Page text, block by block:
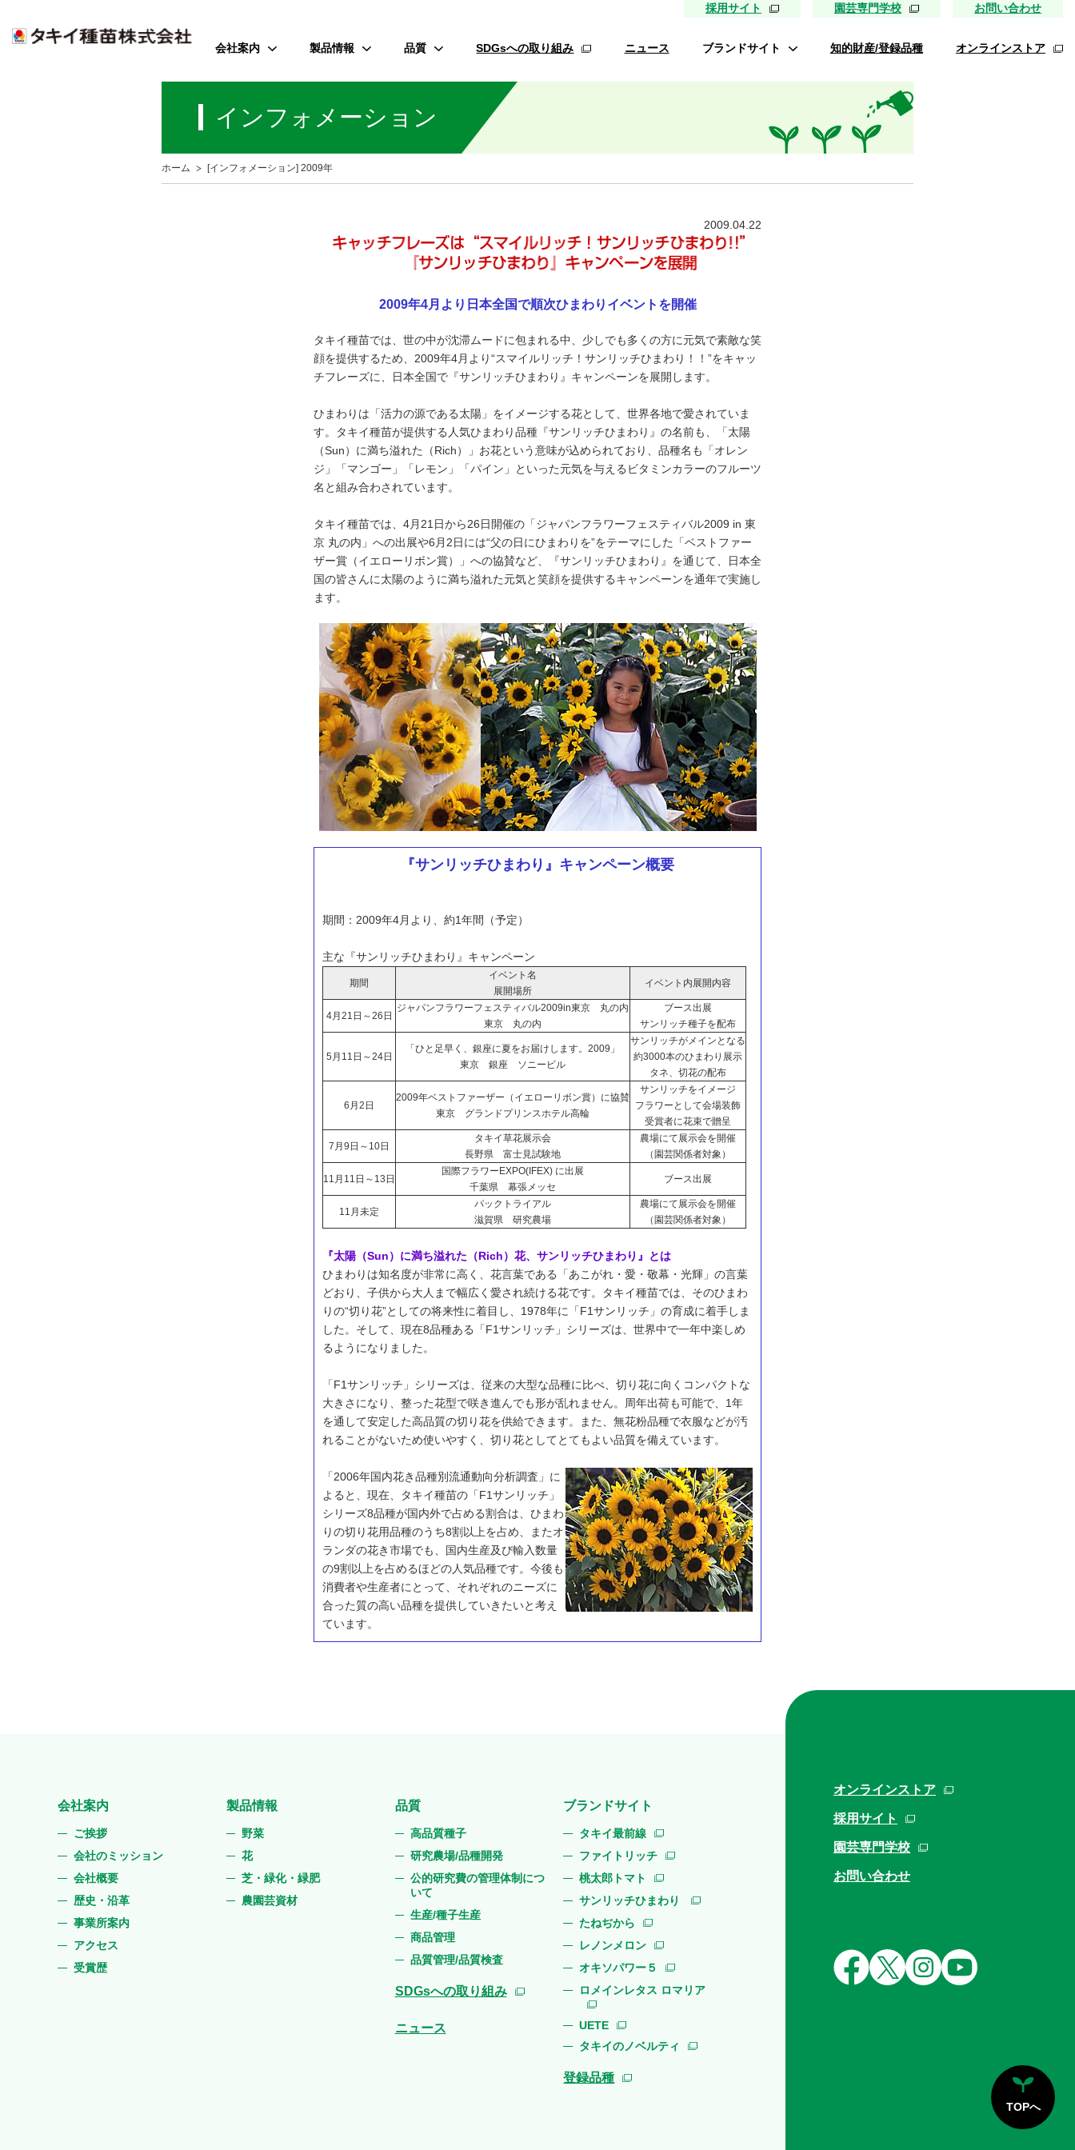
採用サイト 園芸専門学校 お問い合わせ
会社案内
会社のミッション
製品情報
花
品質
研究農場/品種開発
公的研究費の管理体制について
品質管理/品質検査
SDGsへの取り組み ニュース ブランドサイト
レノンメロン
ロメインレタス ロマリア
UETE
タキイのノベルティ
知的財産/登録品種 オンラインストア
インフォメーション
ホーム [インフォメーション] 2009年
2009.04.22
2009年4月より日本全国で順次ひまわりイベントを開催
タキイ種苗では、世の中が沈滞ムードに包まれる中、少しでも多くの方に元気で素敵な笑
顔を提供するため、2009年4月より“スマイルリッチ！サンリッチひまわり！！”をキャッ
チフレーズに、日本全国で『サンリッチひまわり』キャンペーンを展開します。
ひまわりは「活力の源である太陽」をイメージする花として、世界各地で愛されていま
す。タキイ種苗が提供する人気ひまわり品種『サンリッチひまわり』の名前も、「太陽
（Sun）に満ち溢れた（Rich）」お花という意味が込められており、品種名も「オレン
ジ」「マンゴー」「レモン」「パイン」といった元気を与えるビタミンカラーのフルーツ
名と組み合わされています。
タキイ種苗では、4月21日から26日開催の「ジャパンフラワーフェスティバル2009 in 東
京 丸の内」への出展や6月2日には“父の日にひまわりを”をテーマにした「ベストファー
ザー賞（イエローリボン賞）」への協賛など、『サンリッチひまわり』を通じて、日本全
国の皆さんに太陽のように満ち溢れた元気と笑顔を提供するキャンペーンを通年で実施し
ます。
『サンリッチひまわり』キャンペーン概要
期間：2009年4月より、約1年間（予定）
主な『サンリッチひまわり』キャンペーン
期間
イベント名
展開場所
イベント内展開内容
4月21日～26日
ジャパンフラワーフェスティバル2009in東京 丸の内
東京 丸の内
ブース出展
サンリッチ種子を配布
5月11日～24日
「ひと足早く、銀座に夏をお届けします。2009」
東京 銀座 ソニービル
サンリッチがメインとなる
約3000本のひまわり展示
タネ、切花の配布
6月2日
2009年ベストファーザー（イエローリボン賞）に協賛
東京 グランドプリンスホテル高輪
サンリッチをイメージ
フラワーとして会場装飾
受賞者に花束で贈呈
7月9日～10日
タキイ草花展示会
長野県 富士見試験地
農場にて展示会を開催
（園芸関係者対象）
11月11日～13日
国際フラワーEXPO(IFEX) に出展
千葉県 幕張メッセ
ブース出展
11月未定
パックトライアル
滋賀県 研究農場
農場にて展示会を開催
（園芸関係者対象）
『太陽（Sun）に満ち溢れた（Rich）花、サンリッチひまわり』とは
ひまわりは知名度が非常に高く、花言葉である「あこがれ・愛・敬幕・光輝」の言葉
どおり、子供から大人まで幅広く愛され続ける花です。タキイ種苗では、そのひまわ
りの“切り花”としての将来性に着目し、1978年に「F1サンリッチ」の育成に着手しま
した。そして、現在8品種ある「F1サンリッチ」シリーズは、世界中で一年中楽しめ
るようになりました。
「F1サンリッチ」シリーズは、従来の大型な品種に比べ、切り花に向くコンパクトな
大きさになり、整った花型で咲き進んでも形が乱れません。周年出荷も可能で、1年
を通して安定した高品質の切り花を供給できます。また、無花粉品種で衣服などが汚
れることがないため使いやすく、切り花としてとてもよい品質を備えています。
「2006年国内花き品種別流通動向分析調査」に
よると、現在、タキイ種苗の「F1サンリッチ」
シリーズ8品種が国内外で占める割合は、ひまわ
りの切り花用品種のうち8割以上を占め、またオ
ランダの花き市場でも、国内生産及び輸入数量
の9割以上を占めるほどの人気品種です。今後も
消費者や生産者にとって、それぞれのニーズに
合った質の高い品種を提供していきたいと考え
ています。
会社案内
ご挨拶
会社のミッション
会社概要
歴史・沿革
事業所案内
アクセス
受賞歴
製品情報
野菜
花
芝・緑化・緑肥
農園芸資材
品質
高品質種子
研究農場/品種開発
公的研究費の管理体制につ
いて
生産/種子生産
商品管理
品質管理/品質検査
SDGsへの取り組み
ニュース
ブランドサイト
タキイ最前線
ファイトリッチ
桃太郎トマト
サンリッチひまわり
たねぢから
レノンメロン
オキソパワー５
ロメインレタス ロマリア
UETE
タキイのノベルティ
登録品種
オンラインストア
採用サイト
園芸専門学校
お問い合わせ
TOPへ